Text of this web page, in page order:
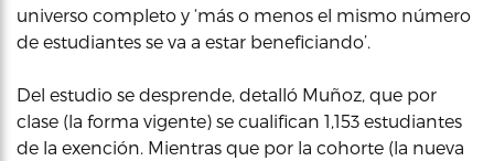
universo completo y ‘más o menos el mismo número
de estudiantes se va a estar beneficiando’.
Del estudio se desprende, detalló Muñoz, que por
clase (la forma vigente) se cualifican 1,153 estudiantes
de la exención. Mientras que por la cohorte (la nueva